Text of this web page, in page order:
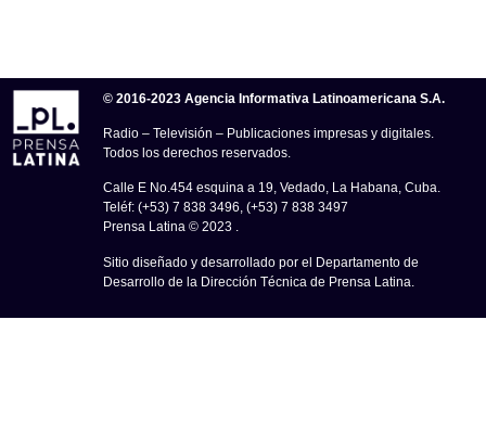
© 2016-2023 Agencia Informativa Latinoamericana S.A.
Radio – Televisión – Publicaciones impresas y digitales.
Todos los derechos reservados.
Calle E No.454 esquina a 19, Vedado, La Habana, Cuba.
Teléf: (+53) 7 838 3496, (+53) 7 838 3497
Prensa Latina © 2023 .
Sitio diseñado y desarrollado por el Departamento de
Desarrollo de la Dirección Técnica de Prensa Latina.